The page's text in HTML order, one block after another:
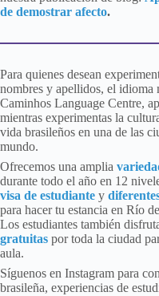
de demostrar afecto.
Para quienes desean
nombres y apellidos, el idioma
Caminhos Language Centre,
mientras experimentas la
vida brasileños en una de las
mundo.
Ofrecemos una amplia
durante todo el año en 12
visa de estudiante y
para hacer tu estancia en Río
Los estudiantes también
gratuitas por toda la ciudad
aula.
Síguenos en Instagram para
brasileña, experiencias de